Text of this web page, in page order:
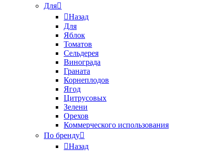
Для
Назад
Для
Яблок
Томатов
Cельдерея
Винограда
Граната
Корнеплодов
Ягод
Цитрусовых
Зелени
Орехов
Коммерческого использования
По бренду
Назад